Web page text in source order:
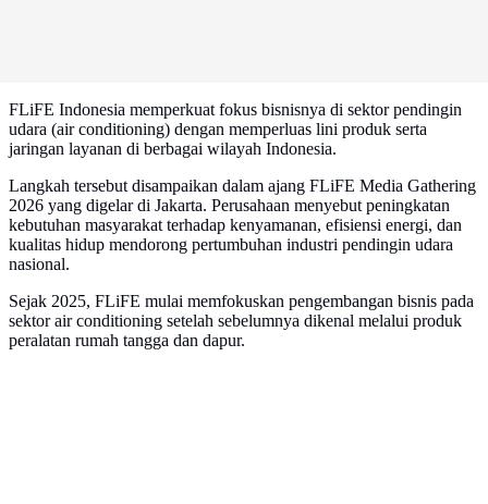
FLiFE Indonesia memperkuat fokus bisnisnya di sektor pendingin
udara (air conditioning) dengan memperluas lini produk serta
jaringan layanan di berbagai wilayah Indonesia.
Langkah tersebut disampaikan dalam ajang FLiFE Media Gathering
2026 yang digelar di Jakarta. Perusahaan menyebut peningkatan
kebutuhan masyarakat terhadap kenyamanan, efisiensi energi, dan
kualitas hidup mendorong pertumbuhan industri pendingin udara
nasional.
Sejak 2025, FLiFE mulai memfokuskan pengembangan bisnis pada
sektor air conditioning setelah sebelumnya dikenal melalui produk
peralatan rumah tangga dan dapur.